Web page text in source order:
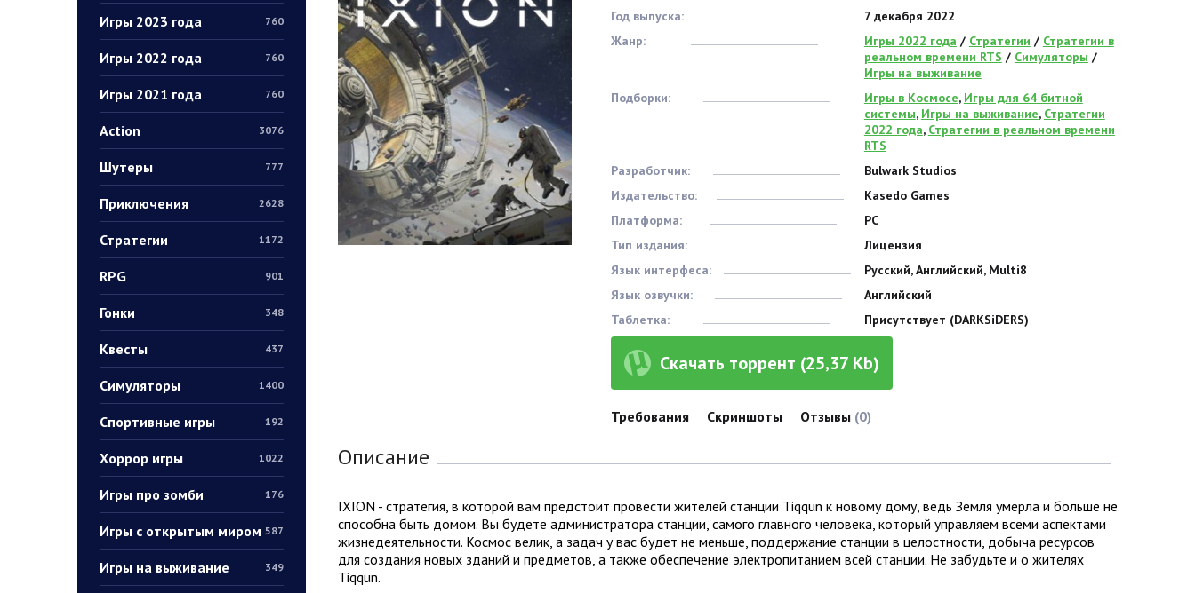
Игры 2023 года 760
Игры 2022 года 760
Игры 2021 года 760
Action 3076
Шутеры 777
Приключения 2628
Стратегии 1172
RPG 901
Гонки 348
Квесты 437
Симуляторы 1400
Спортивные игры 192
Хоррор игры 1022
Игры про зомби 176
Игры с открытым миром 587
Игры на выживание 349
Год выпуска:
7 декабря 2022
Жанр:
Игры 2022 года / Стратегии / Стратегии в
реальном времени RTS / Симуляторы /
Игры на выживание
Подборки:
Игры в Космосе, Игры для 64 битной
системы, Игры на выживание, Стратегии
2022 года, Стратегии в реальном времени
RTS
Разработчик:
Bulwark Studios
Издательство:
Kasedo Games
Платформа:
PC
Тип издания:
Лицензия
Язык интерфеса:
Русский, Английский, Multi8
Язык озвучки:
Английский
Таблетка:
Присутствует (DARKSiDERS)
Скачать торрент (25,37 Kb)
Требования Скриншоты Отзывы (0)
Описание
IXION - стратегия, в которой вам предстоит провести жителей станции Tiqqun к новому дому, ведь Земля умерла и больше не
способна быть домом. Вы будете администратора станции, самого главного человека, который управляем всеми аспектами
жизнедеятельности. Космос велик, а задач у вас будет не меньше, поддержание станции в целостности, добыча ресурсов
для создания новых зданий и предметов, а также обеспечение электропитанием всей станции. Не забудьте и о жителях
Tiqqun.